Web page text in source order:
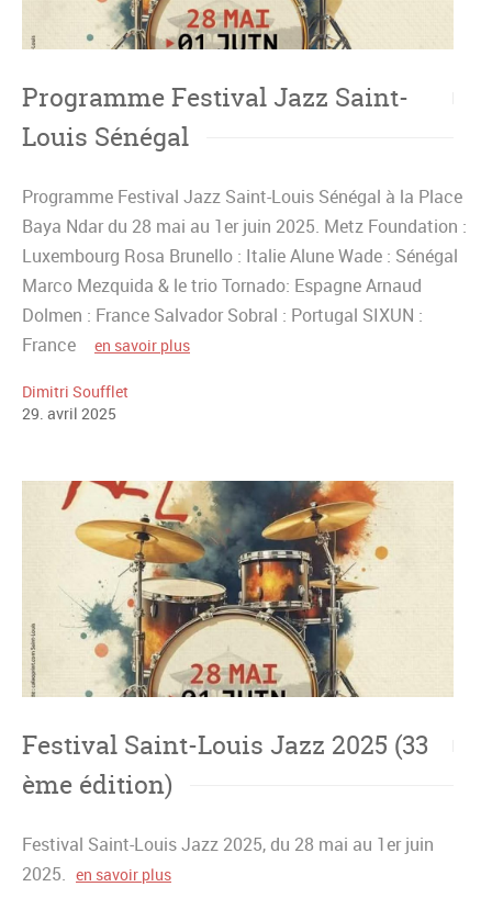
Programme Festival Jazz Saint-
Louis Sénégal
Programme Festival Jazz Saint-Louis Sénégal à la Place
Baya Ndar du 28 mai au 1er juin 2025. Metz Foundation :
Luxembourg Rosa Brunello : Italie Alune Wade : Sénégal
Marco Mezquida & le trio Tornado: Espagne Arnaud
Dolmen : France Salvador Sobral : Portugal SIXUN :
France
en savoir plus
Dimitri Soufflet
29. avril 2025
Festival Saint-Louis Jazz 2025 (33
ème édition)
Festival Saint-Louis Jazz 2025, du 28 mai au 1er juin
2025. en savoir plus